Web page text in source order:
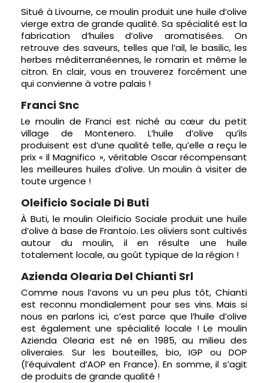
Situé à Livourne, ce moulin produit une huile d’olive
vierge extra de grande qualité. Sa spécialité est la
fabrication d’huiles d’olive aromatisées. On
retrouve des saveurs, telles que l’ail, le basilic, les
herbes méditerranéennes, le romarin et même le
citron. En clair, vous en trouverez forcément une
qui convienne à votre palais !
Franci Snc
Le moulin de Franci est niché au cœur du petit
village de Montenero. L’huile d’olive qu’ils
produisent est d’une qualité telle, qu’elle a reçu le
prix « Il Magnifico », véritable Oscar récompensant
les meilleures huiles d’olive. Un moulin à visiter de
toute urgence !
Oleificio Sociale Di Buti
À Buti, le moulin Oleificio Sociale produit une huile
d’olive à base de Frantoio. Les oliviers sont cultivés
autour du moulin, il en résulte une huile
totalement locale, au goût typique de la région !
Azienda Olearia Del Chianti Srl
Comme nous l’avons vu un peu plus tôt, Chianti
est reconnu mondialement pour ses vins. Mais si
nous en parlons ici, c’est parce que l’huile d’olive
est également une spécialité locale ! Le moulin
Azienda Olearia est né en 1985, au milieu des
oliveraies. Sur les bouteilles, bio, IGP ou DOP
(l’équivalent d’AOP en France). En somme, il s’agit
de produits de grande qualité !